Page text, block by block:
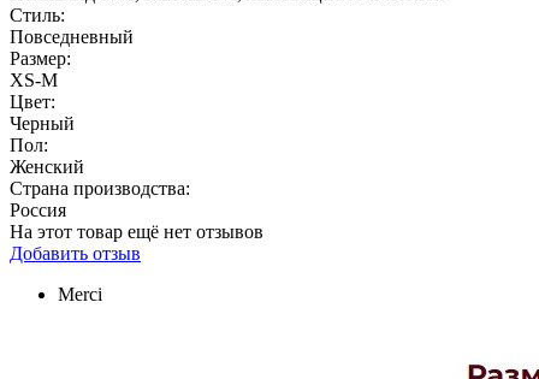
Стиль:
Повседневный
Размер:
XS-M
Цвет:
Черный
Пол:
Женский
Страна производства:
Россия
На этот товар ещё нет отзывов
Добавить отзыв
Merci